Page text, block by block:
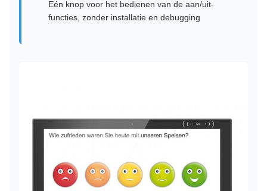
Eén knop voor het bedienen van de aan/uit-
functies, zonder installatie en debugging